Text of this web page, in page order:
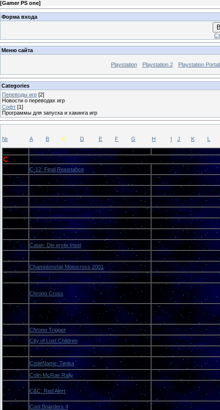
[Gamer PS one]
Форма входа
Меню сайта
Playstation Playstation 2 Playstation
Categories
Переводы игр [2]
Новости о переводах игр
Софт [1]
Программы для запуска и хакинга игр
№ A B C D E F G H I J K L
Название игры Локализатор
C
C-12: Final Resistance
SoftClub
№
C-12: Final Resistance
Bars
C-12: Final Resistance
Paradox
№
C-12: Final Resistance
C-12: Final Resistance
Diamond Studio
California Surfing
Castrol Honda Superbike Racing
Golden Leon
Catan: Die erste Insel
ViT Co.
A
Catan: Die erste Insel
Golden Leon
Championship Motocross 2001
FireCross
Chicken Run Koteuz
Chrono Cross RGR
Chrono Cross Koteuz
Chrono Trigger
City of Lost Children
Фаргус + FireCross
City of Lost Children
Дядюшка Рисёч
CodeName: Tenka
Русские Версии
Colin McRae Rally 7Wolf + FireCross
C&C: Red Alert Vector + Kudos
Cool Boarders 4
PlayBox